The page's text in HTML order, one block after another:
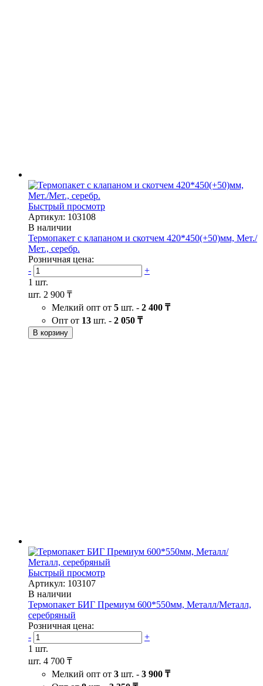
Быстрый просмотр
Артикул: 103108
В наличии
Термопакет с клапаном и скотчем 420*450(+50)мм, Мет./
Мет., серебр.
Розничная цена:
-
+
1 шт.
шт. 2 900 ₸
Мелкий опт от 5 шт. - 2 400 ₸
Опт от 13 шт. - 2 050 ₸
В корзину
Быстрый просмотр
Артикул: 103107
В наличии
Термопакет БИГ Премиум 600*550мм, Металл/Металл,
серебряный
Розничная цена:
-
+
1 шт.
шт. 4 700 ₸
Мелкий опт от 3 шт. - 3 900 ₸